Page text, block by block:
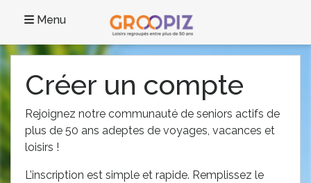
Menu
Créer un compte
Rejoignez notre communauté de seniors actifs de
plus de 50 ans adeptes de voyages, vacances et
loisirs !
L’inscription est simple et rapide. Remplissez le